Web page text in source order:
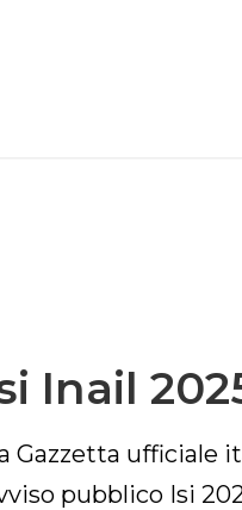
Inail
Gazzetta ufficiale
pubblico Isi